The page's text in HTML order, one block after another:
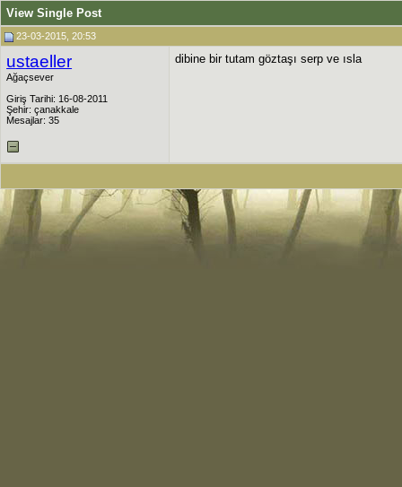
View Single Post
23-03-2015, 20:53
ustaeller
Ağaçsever
Giriş Tarihi: 16-08-2011
Şehir: çanakkale
Mesajlar: 35
dibine bir tutam göztaşı serp ve ısla